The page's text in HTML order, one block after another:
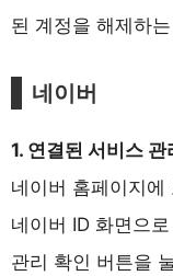
된 계정을 해제하
네이버
1. 연결된 서비스 관
네이버 홈페이지에
네이버 ID 화면으
관리 확인 버튼을